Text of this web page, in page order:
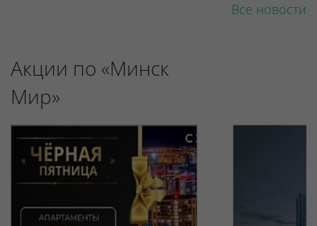
Все новости
Акции по «Минск
Мир»